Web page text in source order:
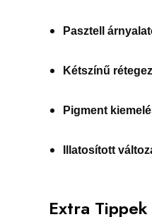
Pasztell
Kétszínű
Pigment
Illatosított
Extra